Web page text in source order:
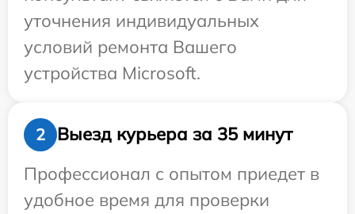
уточнения индивидуальных
условий ремонта Вашего
устройства Microsoft.
2
Выезд курьера за 35 минут
Профессионал с опытом приедет в
удобное время для проверки